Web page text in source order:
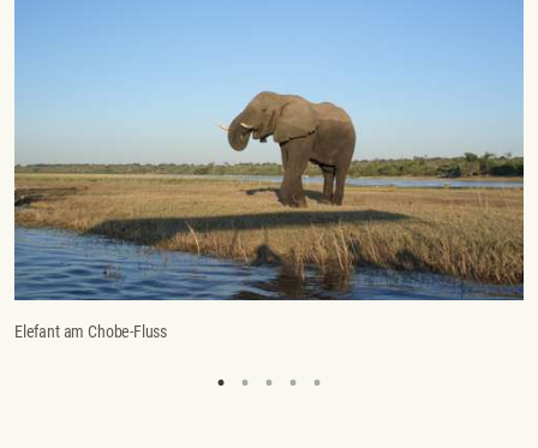
Elefant am Chobe-Fluss